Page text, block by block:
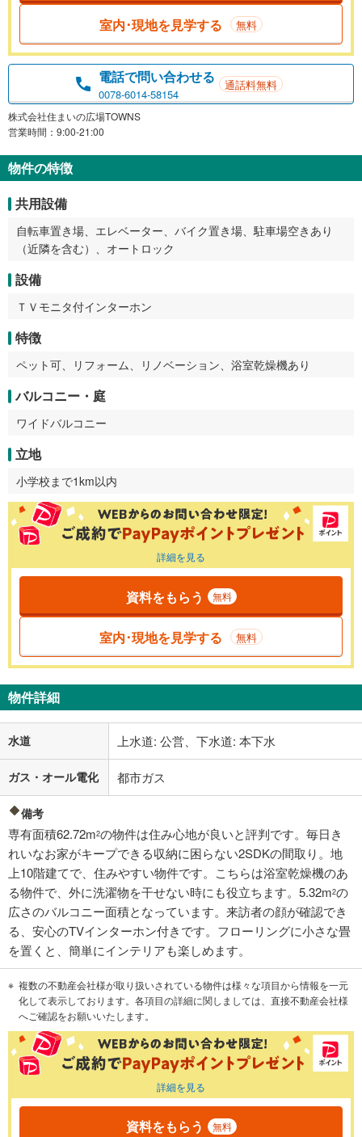
室内･現地を見学する 無料
電話で問い合わせる
0078-6014-58154
通話料無料
株式会社住まいの広場TOWNS
営業時間：9:00-21:00
物件の特徴
共用設備
自転車置き場、エレベーター、バイク置き場、駐車場空きあり
（近隣を含む）、オートロック
設備
ＴＶモニタ付インターホン
特徴
ペット可、リフォーム、リノベーション、浴室乾燥機あり
バルコニー・庭
ワイドバルコニー
立地
小学校まで1km以内
詳細を見る
資料をもらう 無料
室内･現地を見学する 無料
物件詳細
水道 上水道: 公営、下水道: 本下水
ガス・オール電化 都市ガス
備考
専有面積62.72m2の物件は住み心地が良いと評判です。毎日き
れいなお家がキープできる収納に困らない2SDKの間取り。地
上10階建てで、住みやすい物件です。こちらは浴室乾燥機のあ
る物件で、外に洗濯物を干せない時にも役立ちます。5.32m2の
広さのバルコニー面積となっています。来訪者の顔が確認でき
る、安心のTVインターホン付きです。フローリングに小さな畳
を置くと、簡単にインテリアも楽しめます。
複数の不動産会社様が取り扱いされている物件は様々な項目から情報を一元
化して表示しております。各項目の詳細に関しましては、直接不動産会社様
へご確認をお願いいたします。
詳細を見る
資料をもらう 無料